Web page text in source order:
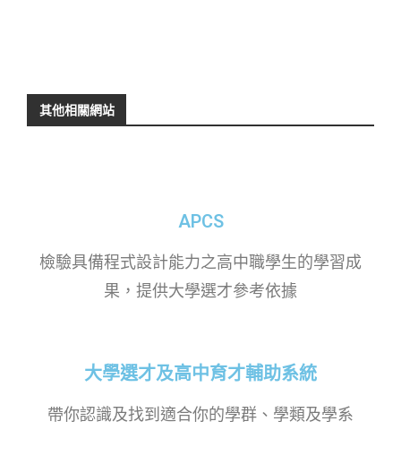
其他相關網站
APCS
檢驗具備程式設計能力之高中職學生的學習成
果，提供大學選才參考依據
大學選才及高中育才輔助系統
帶你認識及找到適合你的學群、學類及學系